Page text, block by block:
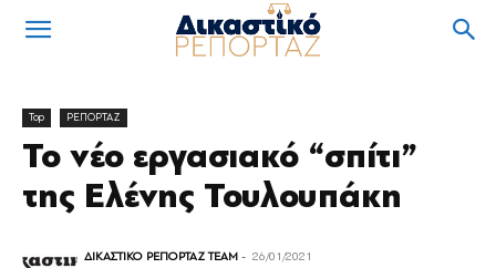
Top ΡΕΠΟΡΤΑΖ
Το νέο εργασιακό “σπίτι”
της Ελένης Τουλουπάκη
ΔΙΚΑΣΤΙΚΟ ΡΕΠΟΡΤΑΖ TEAM - 26/01/2021